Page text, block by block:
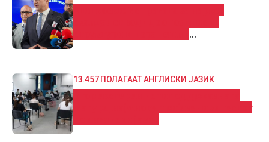
ПРОШИРУВАЊЕ НА ИСТРАГАТА
13.457 ПОЛАГААТ АНГЛИСКИ ЈАЗИК
матура, најмногу пријавени за тестот